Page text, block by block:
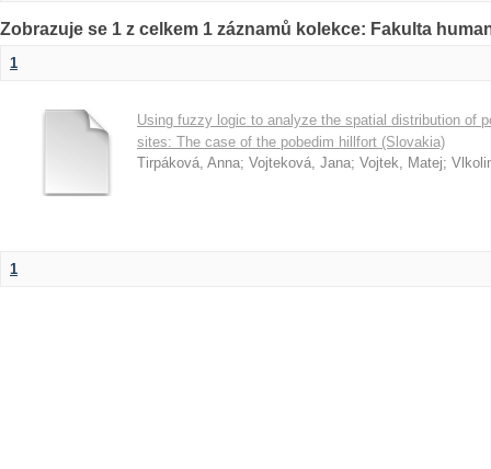
Zobrazuje se 1 z celkem 1 záznamů kolekce: Fakulta
1
Using fuzzy logic to analyze the spatial distribution of
sites: The case of the pobedim hillfort (Slovakia)
Tirpáková, Anna; Vojteková, Jana; Vojtek, Matej;
1